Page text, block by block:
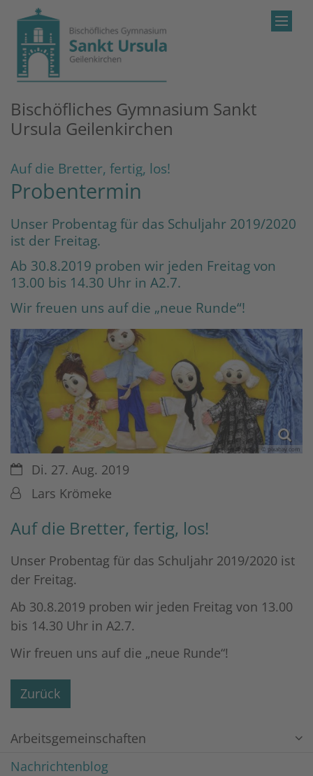
Zum Inhalt springen
Bischöfliches Gymnasium Sankt
Ursula Geilenkirchen
Auf die Bretter, fertig, los!
Probentermin
Unser Probentag für das Schuljahr 2019/2020
ist der Freitag.
Ab 30.8.2019 proben wir jeden Freitag von
13.00 bis 14.30 Uhr in A2.7.
Wir freuen uns auf die „neue Runde“!
© pixabay.com
Datum:Di. 27. Aug. 2019
Von:Lars Krömeke
Auf die Bretter, fertig, los!
Unser Probentag für das Schuljahr 2019/2020 ist
der Freitag.
Ab 30.8.2019 proben wir jeden Freitag von 13.00
bis 14.30 Uhr in A2.7.
Wir freuen uns auf die „neue Runde“!
Zurück
Arbeitsgemeinschaften
Nachrichtenblog